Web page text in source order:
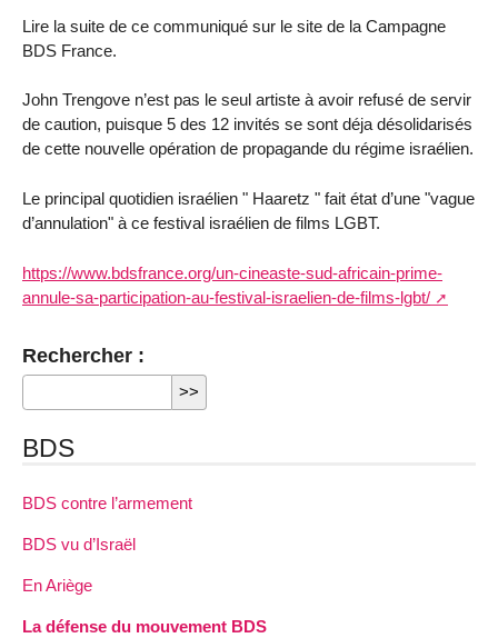
Lire la suite de ce communiqué sur le site de la Campagne
BDS France.
John Trengove n’est pas le seul artiste à avoir refusé de servir
de caution, puisque 5 des 12 invités se sont déja désolidarisés
de cette nouvelle opération de propagande du régime israélien.
Le principal quotidien israélien " Haaretz " fait état d’une "vague
d’annulation" à ce festival israélien de films LGBT.
https://www.bdsfrance.org/un-cineaste-sud-africain-prime-
annule-sa-participation-au-festival-israelien-de-films-lgbt/
Rechercher :
BDS
BDS contre l’armement
BDS vu d’Israël
En Ariège
La défense du mouvement BDS